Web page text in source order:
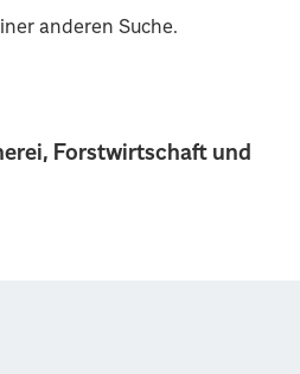
Forstwirtschaft und
anderen Suche.